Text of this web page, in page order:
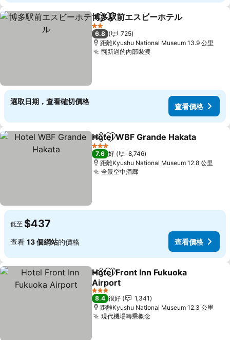
分享 放到收藏夾
博多駅前エスビーホテル
2 星級
6.8
725
距離Kyushu National Museum 13.9 公里
翻新過的內部裝潢查看價格
選取日期，查看確切價格
查看價格
分享 放到收藏夾
Hotel WBF Grande Hakata
3 星級
7.6 好
8,746
距離Kyushu National Museum 12.8 公里
全景空中酒廊查看價格
低至 $437
查看 13 個網站的價格 查看價格
分享 放到收藏夾
Hotel Front Inn Fukuoka
Airport
查看價格
3 星級
8.4 很好
1,341
距離Kyushu National Museum 12.3 公里
現代機場轉乘概念查看價格